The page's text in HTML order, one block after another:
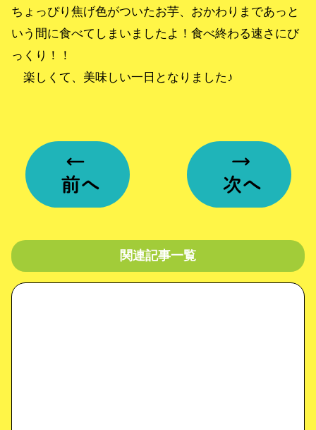
ちょっぴり焦げ色がついたお芋、おかわりまであっと
いう間に食べてしまいましたよ！食べ終わる速さにび
っくり！！
楽しくて、美味しい一日となりました♪
関連記事一覧